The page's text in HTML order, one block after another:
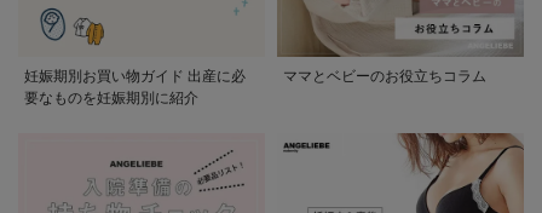
妊娠期別お買い物ガイド 出産に必
要なものを妊娠期別に紹介
ママとベビーのお役立ちコラム